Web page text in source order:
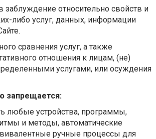
заблуждение относительно свойств и
либо услуг, данных, информации
сравнения услуг, а также
отношения к лицам, (не)
услугами, или осуждения
запрещается:
любые устройства, программы,
и методы, автоматические
ручные процессы для